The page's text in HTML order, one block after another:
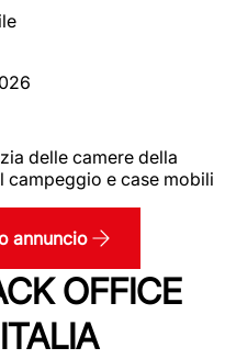
delle camere della
campeggio e case mobili
annuncio
OFFICE